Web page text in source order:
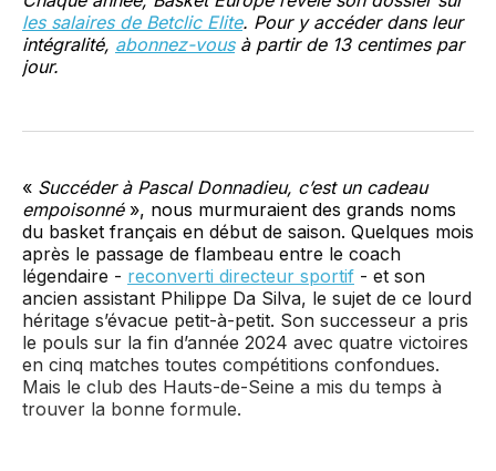
les salaires de Betclic Elite. Pour y accéder dans leur
intégralité, abonnez-vousà partir de 13 centimes par
jour.
« Succéder à Pascal Donnadieu, c’est un cadeau
empoisonné », nous murmuraient des grands noms
du basket français en début de saison. Quelques mois
après le passage de flambeau entre le coach
légendaire - reconverti directeur sportif - et son
ancien assistant Philippe Da Silva, le sujet de ce lourd
héritage s’évacue petit-à-petit. Son successeur a pris
le pouls sur la fin d’année 2024 avec quatre victoires
en cinq matches toutes compétitions confondues.
Mais le club des Hauts-de-Seine a mis du temps à
trouver la bonne formule.